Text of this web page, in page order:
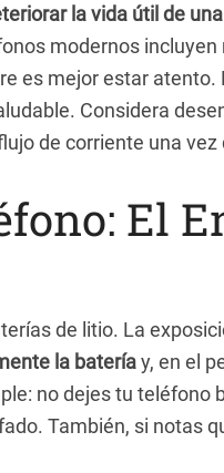
la vida útil de
modernos
es mejor estar
Considera
de corriente una
El
de litio. La
la bateríay, en el
no dejes tu teléfono
También, si notas